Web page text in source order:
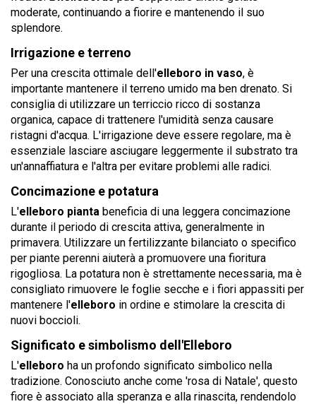
moderate, continuando a fiorire e mantenendo il suo
splendore.
Irrigazione e terreno
Per una crescita ottimale dell'elleboro in vaso, è
importante mantenere il terreno umido ma ben drenato. Si
consiglia di utilizzare un terriccio ricco di sostanza
organica, capace di trattenere l'umidità senza causare
ristagni d'acqua. L'irrigazione deve essere regolare, ma è
essenziale lasciare asciugare leggermente il substrato tra
un'annaffiatura e l'altra per evitare problemi alle radici.
Concimazione e potatura
L'elleboro pianta beneficia di una leggera concimazione
durante il periodo di crescita attiva, generalmente in
primavera. Utilizzare un fertilizzante bilanciato o specifico
per piante perenni aiuterà a promuovere una fioritura
rigogliosa. La potatura non è strettamente necessaria, ma è
consigliato rimuovere le foglie secche e i fiori appassiti per
mantenere l'elleboro in ordine e stimolare la crescita di
nuovi boccioli.
Significato e simbolismo dell'Elleboro
L'elleboro ha un profondo significato simbolico nella
tradizione. Conosciuto anche come 'rosa di Natale', questo
fiore è associato alla speranza e alla rinascita, rendendolo